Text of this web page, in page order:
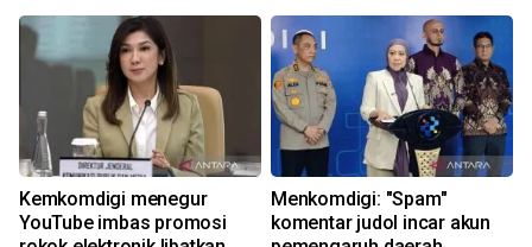
Kemkomdigi menegur
YouTube imbas promosi
Menkomdigi: "Spam"
komentar judol incar akun